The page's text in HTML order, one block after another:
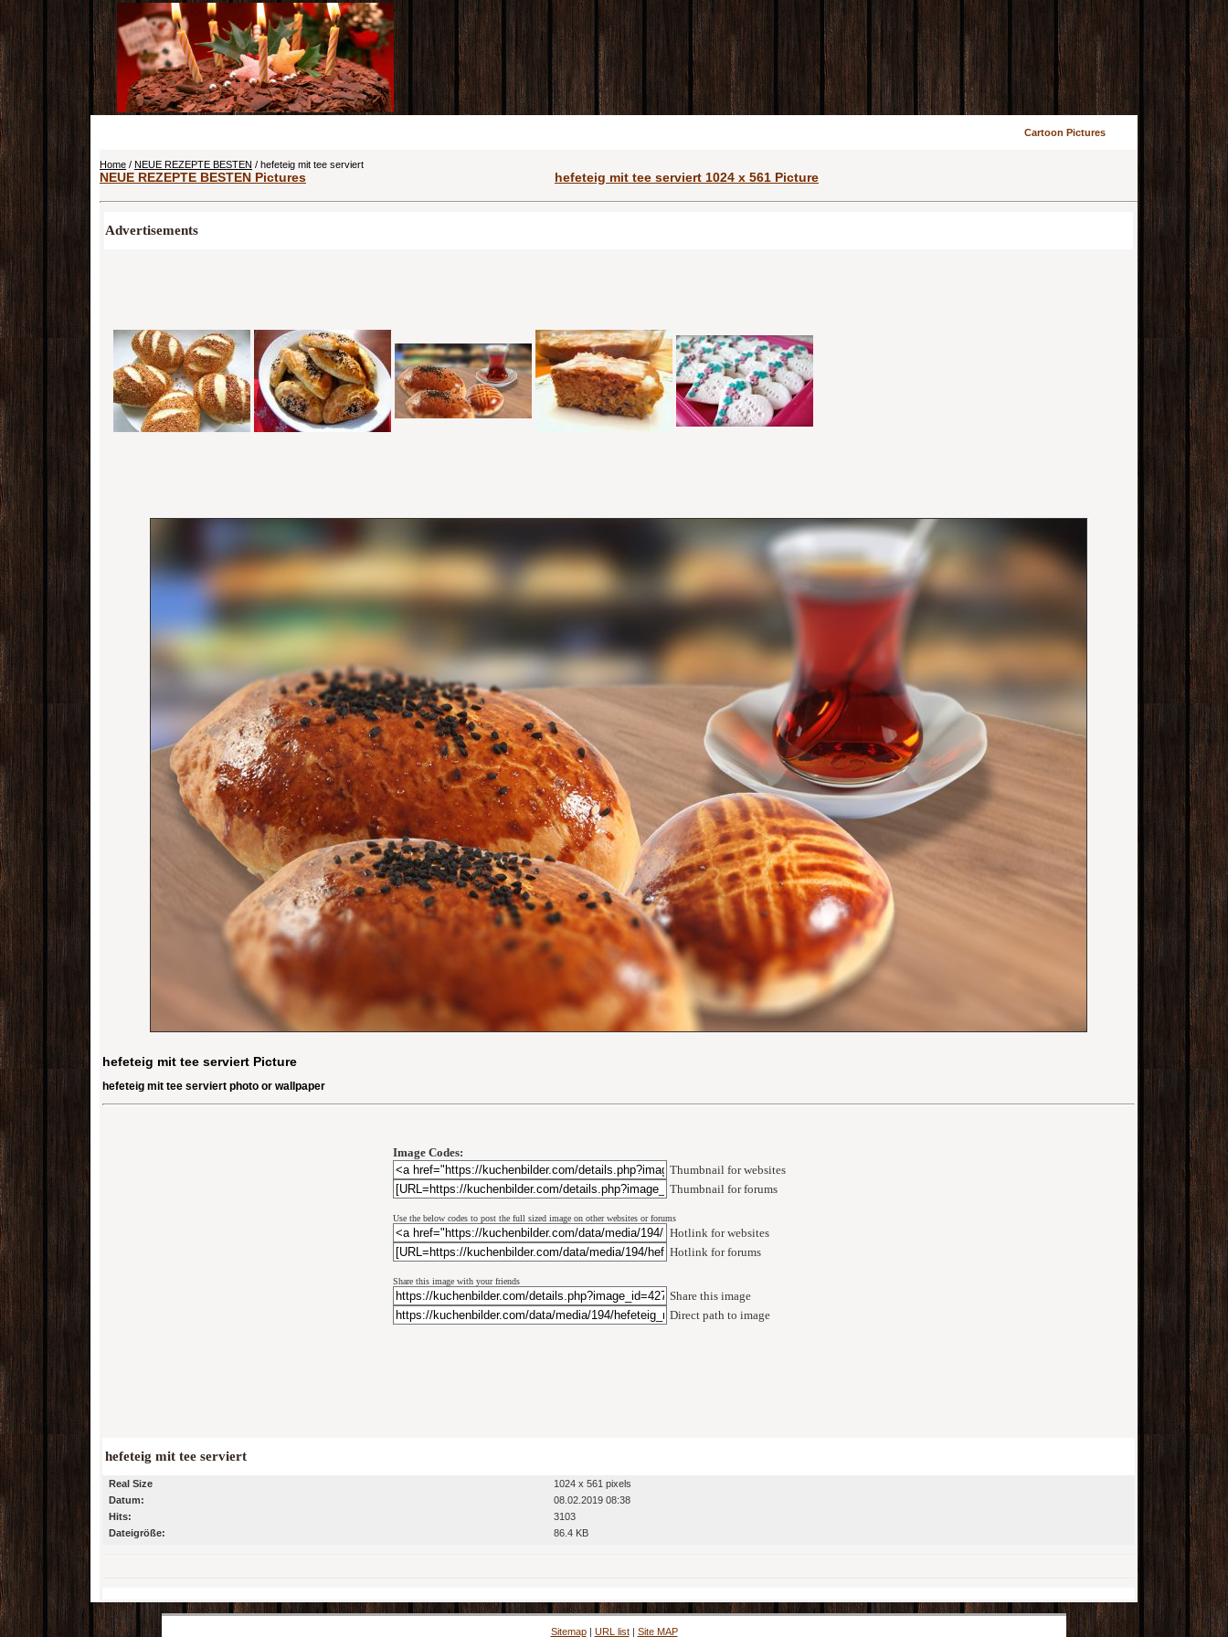
Cartoon Pictures
Home / NEUE REZEPTE BESTEN / hefeteig mit tee serviert
NEUE REZEPTE BESTEN Pictures hefeteig mit tee serviert 1024 x 561 Picture
Advertisements
hefeteig mit tee serviert Picture
hefeteig mit tee serviert photo or wallpaper
Image Codes:
Thumbnail for websites
Thumbnail for forums
Use the below codes to post the full sized image on other websites or forums
Hotlink for websites
Hotlink for forums
Share this image with your friends
Share this image
Direct path to image
hefeteig mit tee serviert
Real Size
1024 x 561 pixels
Datum:
08.02.2019 08:38
Hits:
3103
Dateigröße:
86.4 KB
Sitemap| URL list| Site MAP